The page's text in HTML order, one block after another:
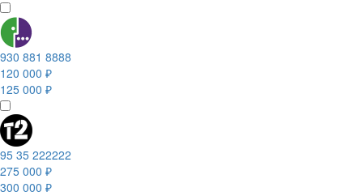
930 881 8888
120 000 ₽
125 000 ₽
95 35 222222
275 000 ₽
300 000 ₽